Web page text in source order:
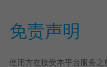
免责声明
使用方在接受本平台服务